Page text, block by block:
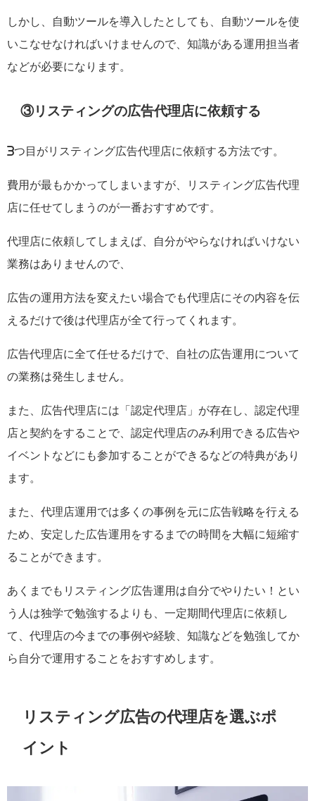
しかし、自動ツールを導入したとしても、自動ツールを使
いこなせなければいけませんので、知識がある運用担当者
などが必要になります。
③リスティングの広告代理店に依頼する
3つ目がリスティング広告代理店に依頼する方法です。
費用が最もかかってしまいますが、リスティング広告代理
店に任せてしまうのが一番おすすめです。
代理店に依頼してしまえば、自分がやらなければいけない
業務はありませんので、
広告の運用方法を変えたい場合でも代理店にその内容を伝
えるだけで後は代理店が全て行ってくれます。
広告代理店に全て任せるだけで、自社の広告運用について
の業務は発生しません。
また、広告代理店には「認定代理店」が存在し、認定代理
店と契約をすることで、認定代理店のみ利用できる広告や
イベントなどにも参加することができるなどの特典があり
ます。
また、代理店運用では多くの事例を元に広告戦略を行える
ため、安定した広告運用をするまでの時間を大幅に短縮す
ることができます。
あくまでもリスティング広告運用は自分でやりたい！とい
う人は独学で勉強するよりも、一定期間代理店に依頼し
て、代理店の今までの事例や経験、知識などを勉強してか
ら自分で運用することをおすすめします。
リスティング広告の代理店を選ぶポ
イント